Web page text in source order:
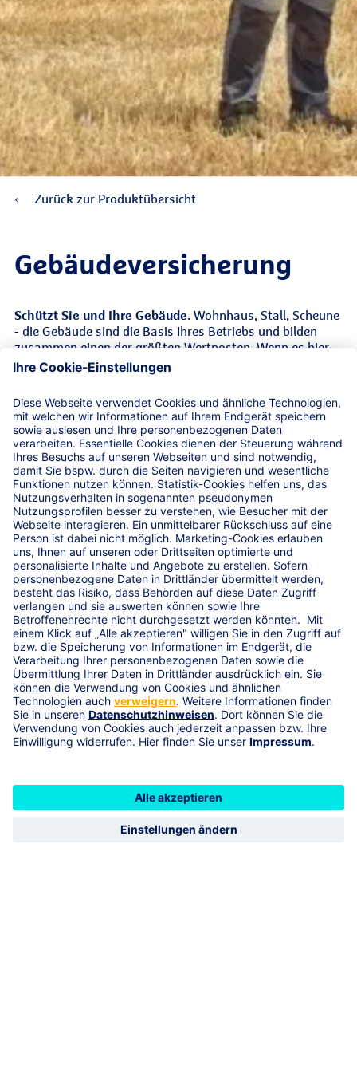
Zurück zur Produktübersicht
Gebäude­versicherung
Schützt Sie und Ihre Gebäude. Wohnhaus, Stall, Scheune
- die Gebäude sind die Basis Ihres Betriebs und bilden
zusammen einen der größten Wertposten. Wenn es hier
zu einem Schaden z. B. Brand kommt, kann mit einem
Schlag die wirtschaftliche Grundlage verloren gehen. Bei
diesen und anderen Gefahren wie Sturm oder Hochwasser
schützt Sie die Gebäudeversicherung der R+V.
Leistungen
R+V-AgrarPolice
Service-Hotline
Versicherungsbedingungen für die
Gebäudeversicherung
Unsere Standorte
Dornaper Str. 18
Lahnbeckestraße 2